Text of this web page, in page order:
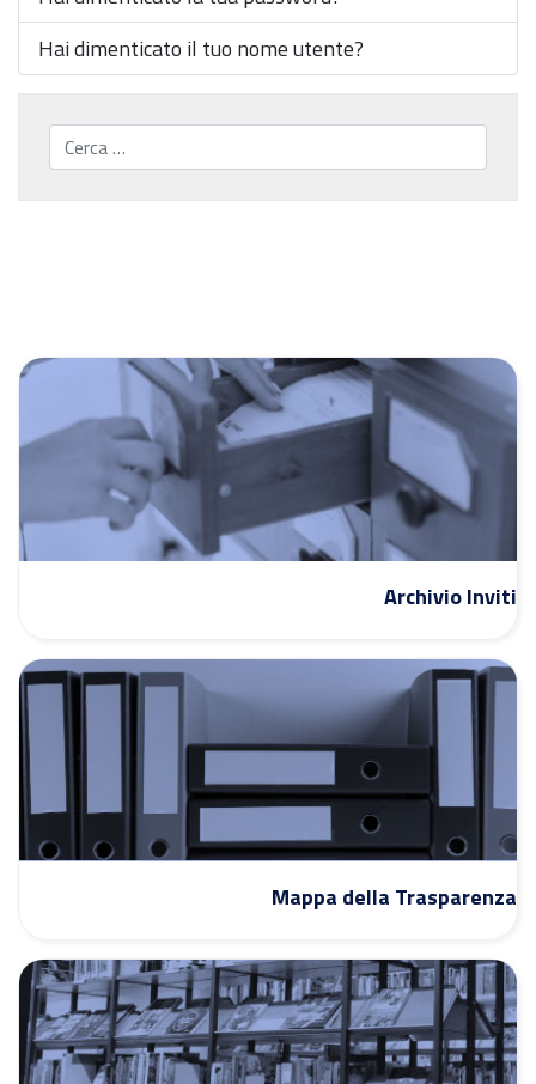
Hai dimenticato il tuo nome utente?
Cerca...
Archivio Inviti
Mappa della Trasparenza